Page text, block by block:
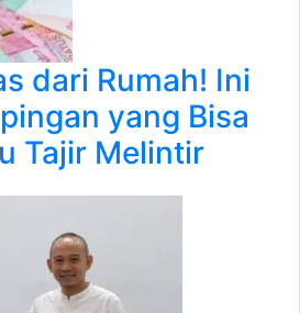
dari Rumah! Ini
yang Bisa
Tajir Melintir